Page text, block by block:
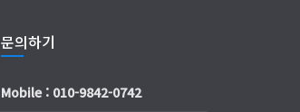
문의하기
Mobile : 010-9842-0742